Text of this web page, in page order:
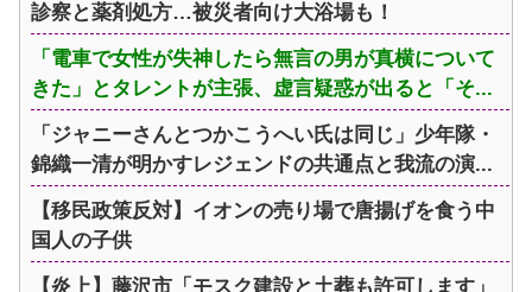
診察と薬剤処方…被災者向け大浴場も！
「電車で女性が失神したら無言の男が真横について
きた」とタレントが主張、虚言疑惑が出ると「そ...
「ジャニーさんとつかこうへい氏は同じ」少年隊・
錦織一清が明かすレジェンドの共通点と我流の演...
【移民政策反対】イオンの売り場で唐揚げを食う中
国人の子供
【炎上】藤沢市「モスク建設と土葬も許可します」